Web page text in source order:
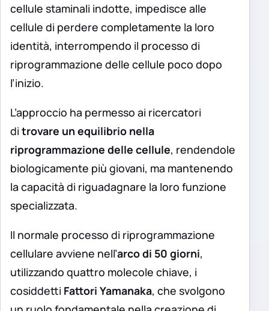
cellule staminali indotte, impedisce alle
cellule di perdere completamente la loro
identità, interrompendo il processo di
riprogrammazione delle cellule poco dopo
l’inizio.
L’approccio ha permesso ai ricercatori
di trovare un equilibrio nella
riprogrammazione delle cellule, rendendole
biologicamente più giovani, ma mantenendo
la capacità di riguadagnare la loro funzione
specializzata.
Il normale processo di riprogrammazione
cellulare avviene nell’arco di 50 giorni,
utilizzando quattro molecole chiave, i
cosiddetti Fattori Yamanaka, che svolgono